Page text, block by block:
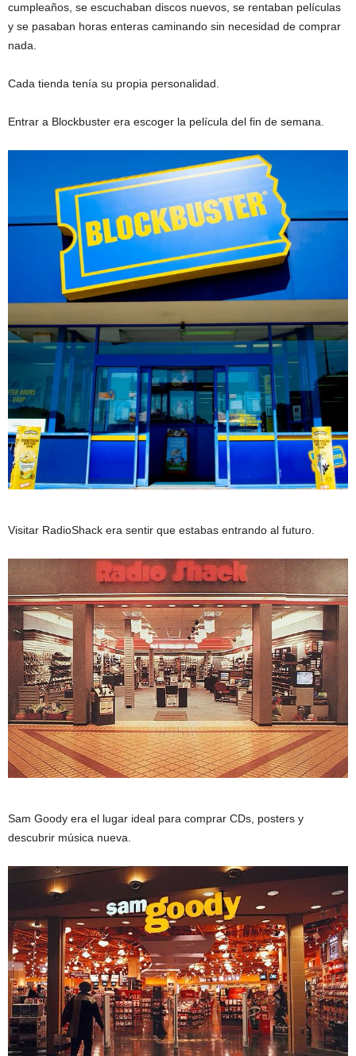
cumpleaños, se escuchaban discos nuevos, se rentaban películas
y se pasaban horas enteras caminando sin necesidad de comprar
nada.
Cada tienda tenía su propia personalidad.
Entrar a Blockbuster era escoger la película del fin de semana.
Visitar RadioShack era sentir que estabas entrando al futuro.
Sam Goody era el lugar ideal para comprar CDs, posters y
descubrir música nueva.